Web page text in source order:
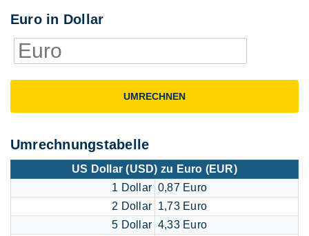
Euro in Dollar
UMRECHNEN
Umrechnungstabelle
US Dollar (USD) zu Euro (EUR)
1 Dollar 0,87 Euro
2 Dollar 1,73 Euro
5 Dollar 4,33 Euro